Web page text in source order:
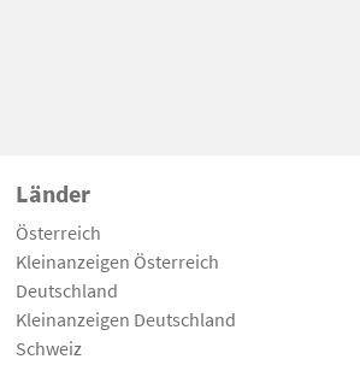
Länder
Österreich
Kleinanzeigen Österreich
Deutschland
Kleinanzeigen Deutschland
Schweiz